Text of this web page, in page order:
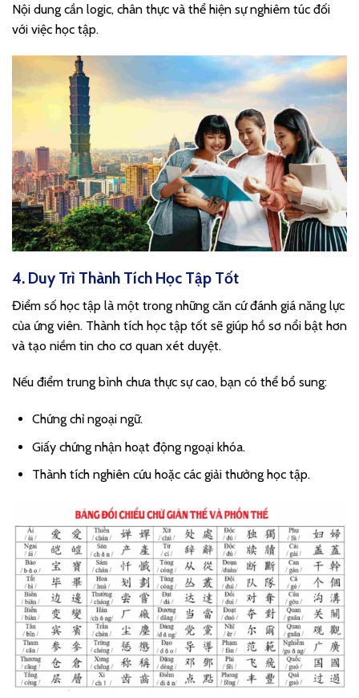
Nội dung cần logic, chân thực và thể hiện sự nghiêm túc đối
với việc học tập.
4. Duy Trì Thành Tích Học Tập Tốt
Điểm số học tập là một trong những căn cứ đánh giá năng lực
của ứng viên. Thành tích học tập tốt sẽ giúp hồ sơ nổi bật hơn
và tạo niềm tin cho cơ quan xét duyệt.
Nếu điểm trung bình chưa thực sự cao, bạn có thể bổ sung:
Chứng chỉ ngoại ngữ.
Giấy chứng nhận hoạt động ngoại khóa.
Thành tích nghiên cứu hoặc các giải thưởng học tập.